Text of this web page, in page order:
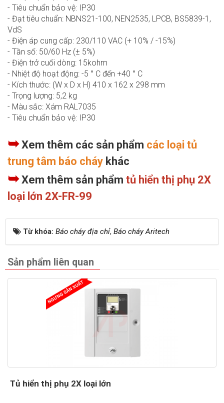
- Tiêu chuẩn bảo vệ: IP30
- Đạt tiêu chuẩn: NBNS21-100, NEN2535, LPCB, BS5839-1,
VdS
- Điện áp cung cấp: 230/110 VAC (+ 10% / -15%)
- Tần số: 50/60 Hz (± 5%)
- Điện trở cuối dòng: 15kohm
- Nhiệt độ hoạt động: -5 ° C đến +40 ° C
- Kích thước: (W x D x H) 410 x 162 x 298 mm
- Trọng lượng: 5,2 kg
- Màu sắc: Xám RAL7035
- Tiêu chuẩn bảo vệ: IP30
➥Xem thêm các sản phẩm các loại tủ
trung tâm báo cháy khác
➥Xem thêm sản phẩm tủ hiển thị phụ 2X
loại lớn 2X-FR-99
Từ khóa: Báo cháy địa chỉ, Báo cháy Aritech
Sản phẩm liên quan
Tủ hiển thị phụ 2X loại lớn